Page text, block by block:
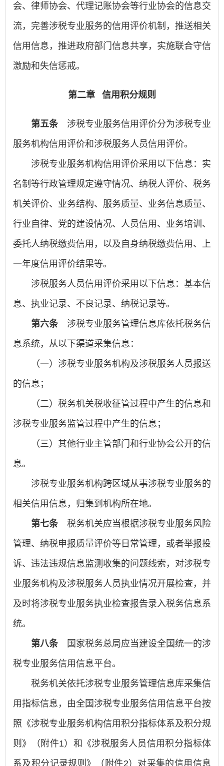
会、律师协会、代理记账协会等行业协会的信息交
流，完善涉税专业服务的信用评价机制，推送相关
信用信息，推进政府部门信息共享，实施联合守信
激励和失信惩戒。
第二章 信用积分规则
第五条 涉税专业服务信用评价分为涉税专业
服务机构信用评价和涉税服务人员信用评价。
涉税专业服务机构信用评价采用以下信息：实
名制等行政管理规定遵守情况、纳税人评价、税务
机关评价、业务结构、服务质量、业务信息质量、
行业自律、党的建设情况、人员信用、业务培训、
委托人纳税缴费信用，以及自身纳税缴费信用、上
一年度信用评价结果等。
涉税服务人员信用评价采用以下信息：基本信
息、执业记录、不良记录、纳税记录等。
第六条 涉税专业服务管理信息库依托税务信
息系统，从以下渠道采集信息：
（一）涉税专业服务机构及涉税服务人员报送
的信息；
（二）税务机关税收征管过程中产生的信息和
涉税专业服务监管过程中产生的信息；
（三）其他行业主管部门和行业协会公开的信
息。
涉税专业服务机构跨区域从事涉税专业服务的
相关信用信息，归集到机构所在地。
第七条 税务机关应当根据涉税专业服务风险
管理、纳税申报质量评价等日常管理，或者举报投
诉、违法违规信息监测收集的问题线索，对涉税专
业服务机构及涉税服务人员执业情况开展检查，并
及时将涉税专业服务执业检查报告录入税务信息系
统。
第八条 国家税务总局应当建设全国统一的涉
税专业服务信用信息平台。
税务机关依托涉税专业服务管理信息库采集信
用指标信息，由全国涉税专业服务信用信息平台按
照《涉税专业服务机构信用积分指标体系及积分规
则》（附件1）和《涉税服务人员信用积分指标体
系及积分记录规则》（附件2）对采集的信用信息